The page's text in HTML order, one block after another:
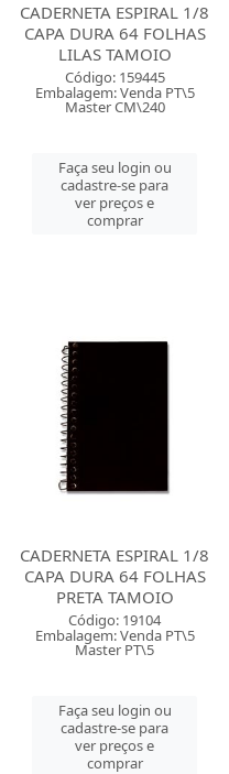
CADERNETA ESPIRAL 1/8
CAPA DURA 64 FOLHAS
LILAS TAMOIO
Código: 159445
Embalagem: Venda PT\5
Master CM\240
Faça seu login ou
cadastre-se para
ver preços e
comprar
CADERNETA ESPIRAL 1/8
CAPA DURA 64 FOLHAS
PRETA TAMOIO
Código: 19104
Embalagem: Venda PT\5
Master PT\5
Faça seu login ou
cadastre-se para
ver preços e
comprar